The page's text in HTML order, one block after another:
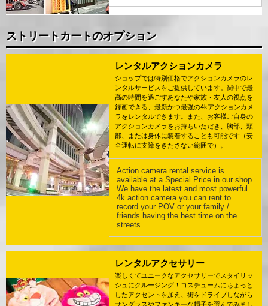
ストリートカートのオプション
レンタルアクションカメラ
ショップでは特別価格でアクションカメラのレ
ンタルサービスをご提供しています。街中で最
高の時間を過ごすあなたや家族・友人の視点を
録画できる、最新かつ最強の4kアクションカメ
ラをレンタルできます。また、お客様ご自身の
アクションカメラをお持ちいただき、胸部、頭
部、または身体に装着することも可能です（安
全運転に支障をきたさない範囲で）。
Action camera rental service is
available at a Special Price in our shop.
We have the latest and most powerful
4k action camera you can rent to
record your POV or your family /
friends having the best time on the
streets.
レンタルアクセサリー
楽しくてユニークなアクセサリーでスタイリッ
シュにクルージング！コスチュームにちょっと
したアクセントを加え、街をドライブしながら
サングラスやファンキーな帽子を選んでみまし